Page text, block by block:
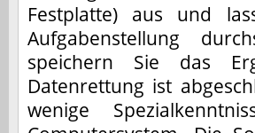
Festplatte) aus und
Aufgabenstellung
speichern Sie das
Datenrettung ist
wenige